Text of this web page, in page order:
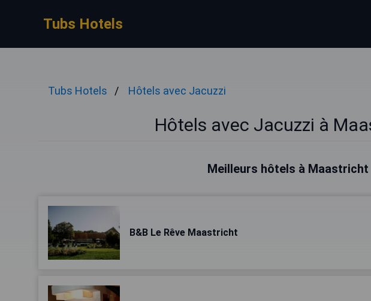
Tubs Hotels
Tubs Hotels Hôtels avec Jacuzzi
Hôtels avec Jacuzzi à
Meilleurs hôtels à Maastricht
B&B Le Rêve Maastricht